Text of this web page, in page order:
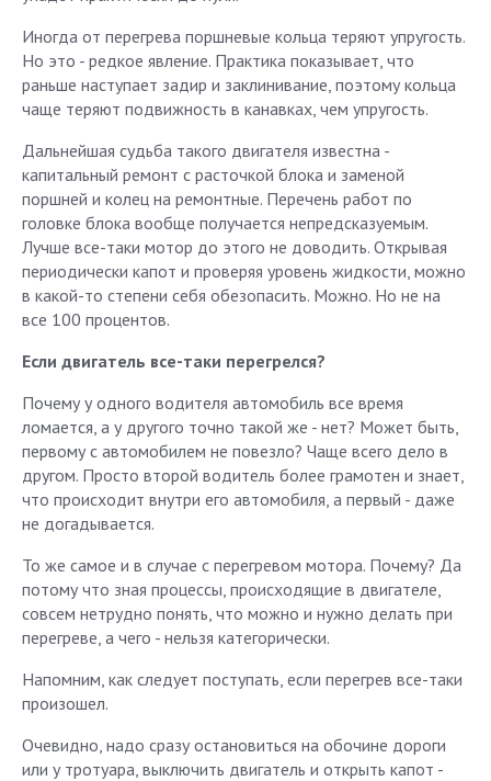
Иногда от перегрева поршневые кольца теряют упругость.
Но это - редкое явление. Практика показывает, что
раньше наступает задир и заклинивание, поэтому кольца
чаще теряют подвижность в канавках, чем упругость.
Дальнейшая судьба такого двигателя известна -
капитальный ремонт с расточкой блока и заменой
поршней и колец на ремонтные. Перечень работ по
головке блока вообще получается непредсказуемым.
Лучше все-таки мотор до этого не доводить. Открывая
периодически капот и проверяя уровень жидкости, можно
в какой-то степени себя обезопасить. Можно. Но не на
все 100 процентов.
Если двигатель все-таки перегрелся?
Почему у одного водителя автомобиль все время
ломается, а у другого точно такой же - нет? Может быть,
первому с автомобилем не повезло? Чаще всего дело в
другом. Просто второй водитель более грамотен и знает,
что происходит внутри его автомобиля, а первый - даже
не догадывается.
То же самое и в случае с перегревом мотора. Почему? Да
потому что зная процессы, происходящие в двигателе,
совсем нетрудно понять, что можно и нужно делать при
перегреве, а чего - нельзя категорически.
Напомним, как следует поступать, если перегрев все-таки
произошел.
Очевидно, надо сразу остановиться на обочине дороги
или у тротуара, выключить двигатель и открыть капот -